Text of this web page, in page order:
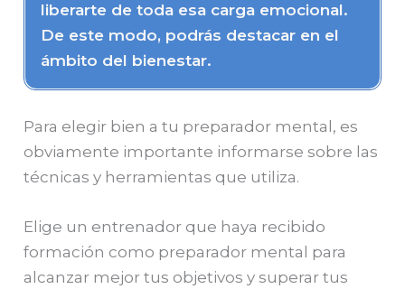
liberarte de toda esa carga emocional.
De este modo, podrás destacar en el
ámbito del bienestar.
Para elegir bien a tu preparador mental, es
obviamente importante informarse sobre las
técnicas y herramientas que utiliza.
Elige un entrenador que haya recibido
formación como preparador mental para
alcanzar mejor tus objetivos y superar tus